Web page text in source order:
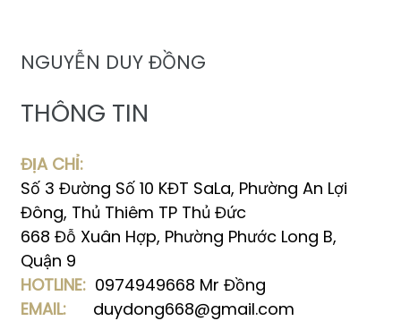
NGUYỄN DUY ĐỒNG
THÔNG TIN
ĐỊA CHỈ:
Số 3 Đường Số 10 KĐT SaLa, Phường An Lợi
Đông, Thủ Thiêm TP Thủ Đức
668 Đỗ Xuân Hợp, Phường Phước Long B,
Quận 9
HOTLINE: 0974949668 Mr Đồng
EMAIL: duydong668@gmail.com